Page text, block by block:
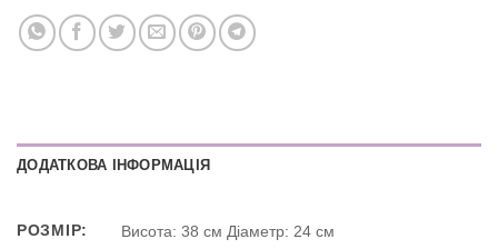
ДОДАТКОВА ІНФОРМАЦІЯ
РОЗМІР: Висота: 38 см Діаметр: 24 см